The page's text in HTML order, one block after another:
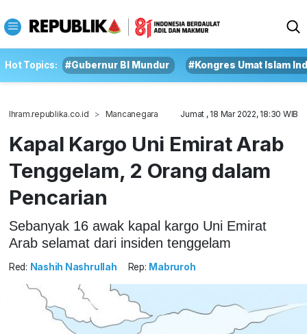
Hot Topics: #Gubernur BI Mundur #Kongres Umat Islam
Ihram.republika.co.id Mancanegara Jumat , 18 Mar 2022, 18:30 WIB
Kapal Kargo Uni Emirat Arab
Tenggelam, 2 Orang dalam
Pencarian
Sebanyak 16 awak kapal kargo Uni Emirat
Arab selamat dari insiden tenggelam
Red: Nashih Nashrullah Rep: Mabruroh